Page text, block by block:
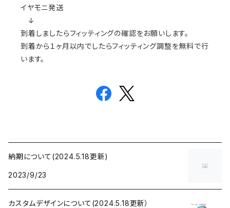
イヤモニ発送
↓
到着しましたらフィッティングの確認をお願いします。
到着から１ヶ月以内でしたらフィッティング調整を無料で行
います。
納期について(2024.5.18更新)
2023/9/23
カスタムデザインについて(2024.5.18更新）